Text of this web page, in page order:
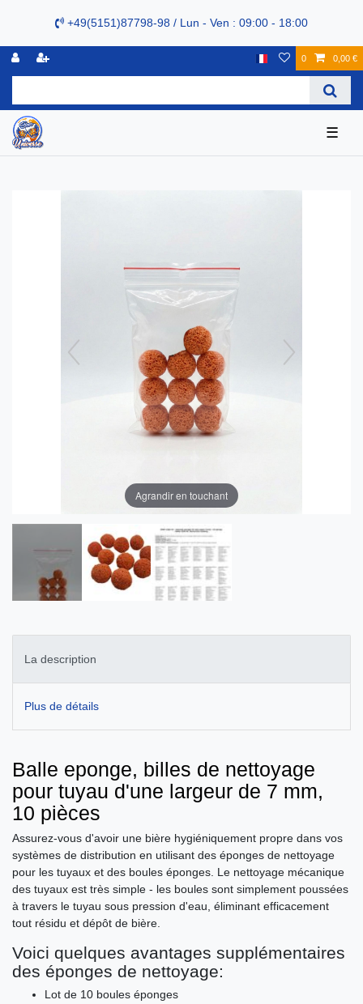
+49(5151)87798-98 / Lun - Ven : 09:00 - 18:00
0 0,00 €
☰
Agrandir en touchant
La description
Plus de détails
Balle eponge, billes de nettoyage
pour tuyau d'une largeur de 7 mm,
10 pièces
Assurez-vous d'avoir une bière hygiéniquement propre dans vos
systèmes de distribution en utilisant des éponges de nettoyage
pour les tuyaux et des boules éponges. Le nettoyage mécanique
des tuyaux est très simple - les boules sont simplement poussées
à travers le tuyau sous pression d'eau, éliminant efficacement
tout résidu et dépôt de bière.
Voici quelques avantages supplémentaires
des éponges de nettoyage:
Lot de 10 boules éponges